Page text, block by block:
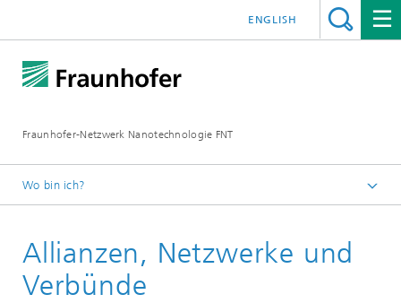
Fraunhofer-Netzwerk Nanotechnologie FNT
ENGLISH
Wo bin ich?
Allianzen, Netzwerke und
Verbünde